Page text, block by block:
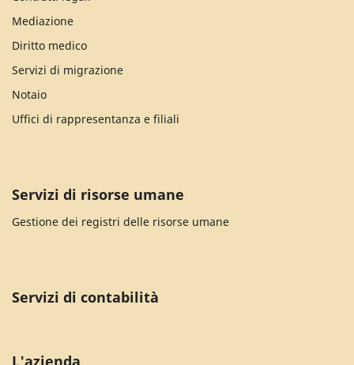
Mediazione
Diritto medico
Servizi di migrazione
Notaio
Uffici di rappresentanza e filiali
Servizi di risorse umane
Gestione dei registri delle risorse umane
Servizi di contabilità
L'azienda